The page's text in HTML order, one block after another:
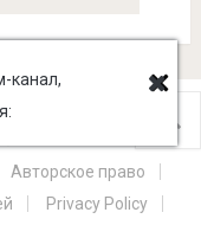
Авторское право
Privacy Policy
канал,